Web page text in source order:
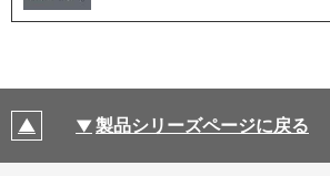
製品シリーズページに戻る